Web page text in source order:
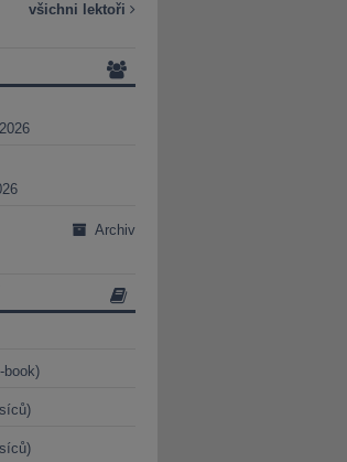
všichni lektoři
Archiv
book)